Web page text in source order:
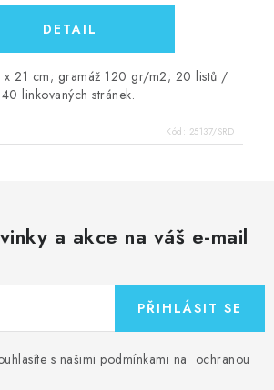
x 21 cm; gramáž 120 gr/m2; 20 listů /
40 linkovaných stránek.
Kód: 25137/SRD
a akce na váš e-mail
s našimi podmínkami na ochranou
PŘIHLÁSIT SE